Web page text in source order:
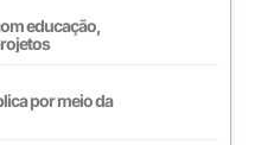
educação,
por meio da